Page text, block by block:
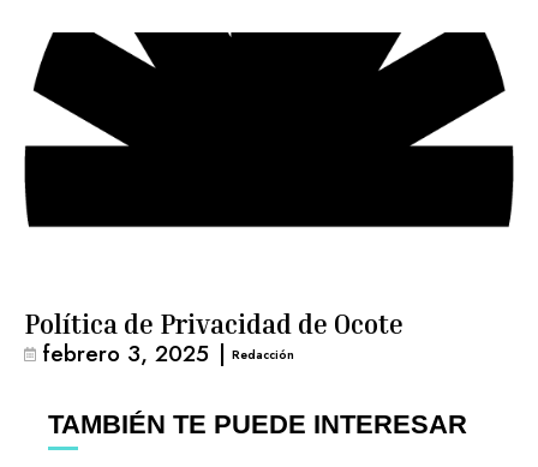
Política de Privacidad de Ocote
febrero 3, 2025 | Redacción
TAMBIÉN TE PUEDE INTERESAR